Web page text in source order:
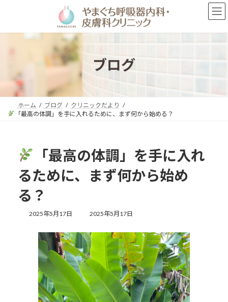
ン
プ
ー
動
ブログ
ホーム ブログ
クリニックだより
「最高の体調」を手に入れるために、まず何から始める？
「最高の体調」を手に入れ
るために、まず何から始め
る？
2025年5月17日
最
更
新
日
時
:
2025年5月17日